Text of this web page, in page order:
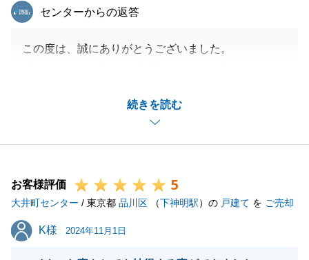
続きを読む
東急リバブル
センターからの返答
この度は、誠にありがとうございました。
無事にお引越しも完了されたと思いますが、近くです
のでまた何かありましたらお気軽にお声がけくださ
い。
お客様評価 5
大井町センター / 東京都 品川区 （下神明駅）の 戸建て を ご売却
K様
K様 2024年11月1日